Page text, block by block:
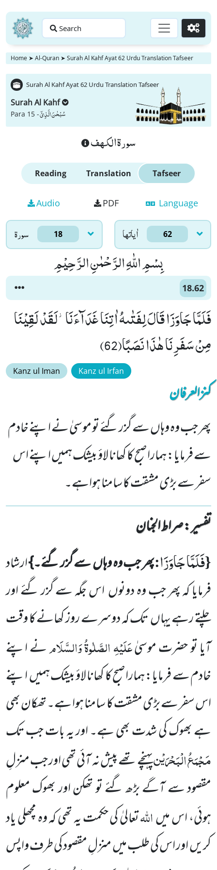
Search Go
Home ➤ Al-Quran ➤ Surah Al Kahf Ayat 62 Urdu Translation Tafseer
Surah Al Kahf Ayat 62 Urdu Translation Tafseer
Surah Al Kahf
Para 15 -سُبْحٰنَ الَّذِیْۤ
سورة الكهف
Reading Translation Tafseer
Audio PDF Language
سورۃ 18 اٰياتها 62
بِسْمِ اللّٰهِ الرَّحْمٰنِ الرَّحِیْمِ
18.62
فَلَمَّا جَاوَزَا قَالَ لِفَتٰىهُ اٰتِنَا غَدَآءَنَا٘-لَقَدْ لَقِیْنَا
مِنْ سَفَرِنَا هٰذَا نَصَبًا(62)
Kanz ul Iman Kanz ul Irfan
کنزالعرفان
پھر جب وہ وہاں سے گزر گئے تو موسیٰ نے اپنے خادم
سے فرمایا: ہمارا صبح کا کھانا لاؤ بیشک ہمیں اپنے اس
سفر سے بڑی مشقت کا سامنا ہواہے۔
تفسیر : ‎صراط الجنان
{فَلَمَّا جَاوَزَا:پھر جب وہ وہاںسے گزر گئے۔}ارشاد
فرمایا کہ پھر جب وہ دونوںاس جگہ سے گزر گئے اور
چلتے رہے یہاںتک کہ دوسرے روز کھانے کا وقت
آیا تو حضرت موسیٰعَلَیْہِ الصَّلٰوۃُ وَالسَّلَامنے اپنے
خادم سے فرمایا: ہمارا صبح کا کھانا لاؤ بیشک ہمیںاپنے
اس سفر سے بڑی مشقت کا سامنا ہوا ہے۔ تھکان بھی
ہے بھوک کی شدت بھی ہے۔ اور یہ بات جب تک
مَجْمَعُ الْبَحْرَیْنپہنچے تھے پیش نہ آئی تھی اور جب منزلِ
مقصود سے آگے بڑھ گئے تو تھکن اور بھوک معلوم
ہوئی، اسمیںاللّٰہتعالیٰ کی حکمت یہ تھی کہ وہ مچھلی یاد
کریںاور اس کی طلب میںمنزلِ مقصود کی طرف واپس